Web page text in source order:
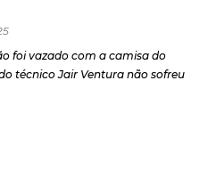
foi vazado com a camisa do
técnico Jair Ventura não sofreu